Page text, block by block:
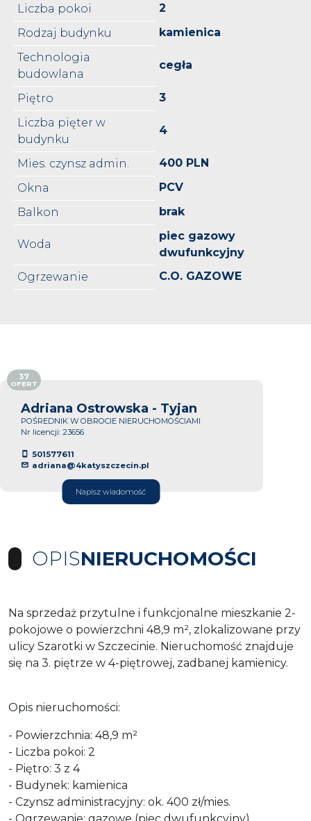
Liczba pokoi
2
Rodzaj budynku
kamienica
Technologia
budowlana
cegła
Piętro
3
Liczba pięter w
budynku
4
Mies. czynsz admin.
400 PLN
Okna
PCV
Balkon
brak
Woda
piec gazowy
dwufunkcyjny
Ogrzewanie
C.O. GAZOWE
Adriana Ostrowska - Tyjan
POŚREDNIK W OBROCIE NIERUCHOMOŚCIAMI
Nr licencji: 23656
501577611
adriana@4katyszczecin.pl
Napisz wiadomość
37
OFERT
OPISNIERUCHOMOŚCI
Na sprzedaż przytulne i funkcjonalne mieszkanie 2-
pokojowe o powierzchni 48,9 m², zlokalizowane przy
ulicy Szarotki w Szczecinie. Nieruchomość znajduje
się na 3. piętrze w 4-piętrowej, zadbanej kamienicy.
Opis nieruchomości:
- Powierzchnia: 48,9 m²
- Liczba pokoi: 2
- Piętro: 3 z 4
- Budynek: kamienica
- Czynsz administracyjny: ok. 400 zł/mies.